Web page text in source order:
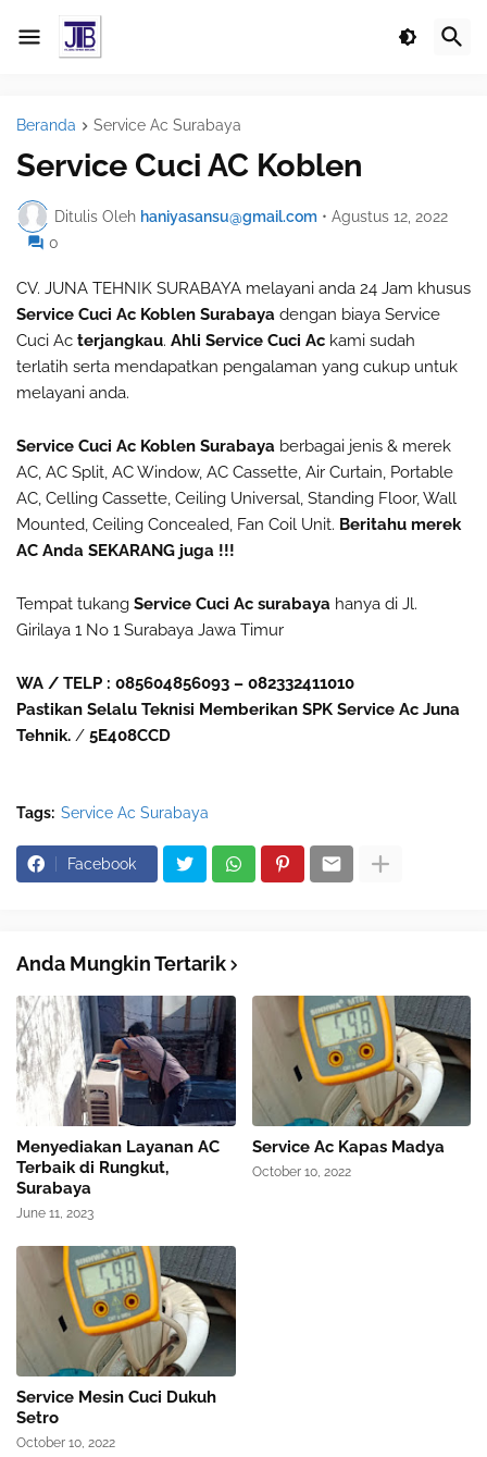
Beranda Service Ac Surabaya
Service Cuci AC Koblen
Ditulis Oleh haniyasansu@gmail.com • Agustus 12, 2022
0
CV. JUNA TEHNIK SURABAYA melayani anda 24 Jam khusus
Service Cuci Ac Koblen Surabaya dengan biaya Service
Cuci Ac terjangkau. Ahli Service Cuci Ac kami sudah
terlatih serta mendapatkan pengalaman yang cukup untuk
melayani anda.
Service Cuci Ac Koblen Surabaya berbagai jenis & merek
AC, AC Split, AC Window, AC Cassette, Air Curtain, Portable
AC, Celling Cassette, Ceiling Universal, Standing Floor, Wall
Mounted, Ceiling Concealed, Fan Coil Unit. Beritahu merek
AC Anda SEKARANG juga !!!
Tempat tukang Service Cuci Ac surabaya hanya di Jl.
Girilaya 1 No 1 Surabaya Jawa Timur
WA / TELP : 085604856093 – 082332411010
Pastikan Selalu Teknisi Memberikan SPK Service Ac Juna
Tehnik. / 5E408CCD
Tags: Service Ac Surabaya
Facebook
Anda Mungkin Tertarik
Menyediakan Layanan AC
Terbaik di Rungkut,
Surabaya
June 11, 2023
Service Ac Kapas Madya
October 10, 2022
Service Mesin Cuci Dukuh
Setro
October 10, 2022